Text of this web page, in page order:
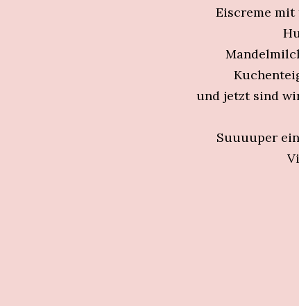
Eiscreme
und jetzt sind
Suuuuper